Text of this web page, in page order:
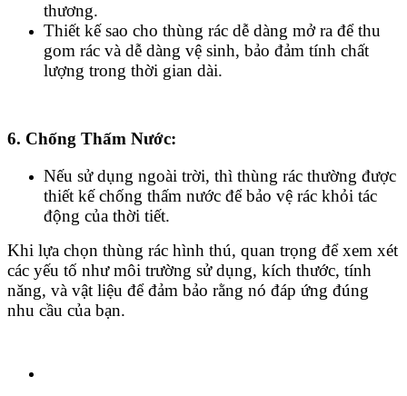
thương.
Thiết kế sao cho thùng rác dễ dàng mở ra để thu
gom rác và dễ dàng vệ sinh, bảo đảm tính chất
lượng trong thời gian dài.
6. Chống Thấm Nước:
Nếu sử dụng ngoài trời, thì thùng rác thường được
thiết kế chống thấm nước để bảo vệ rác khỏi tác
động của thời tiết.
Khi lựa chọn thùng rác hình thú, quan trọng để xem xét
các yếu tố như môi trường sử dụng, kích thước, tính
năng, và vật liệu để đảm bảo rằng nó đáp ứng đúng
nhu cầu của bạn.